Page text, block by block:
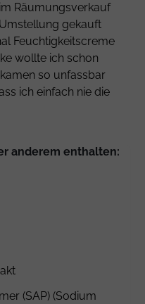
Räumungsverkauf
gekauft
Feuchtigkeitscreme
wollte ich schon
so unfassbar
ich einfach nie die
anderem enthalten:
(SAP) (Sodium